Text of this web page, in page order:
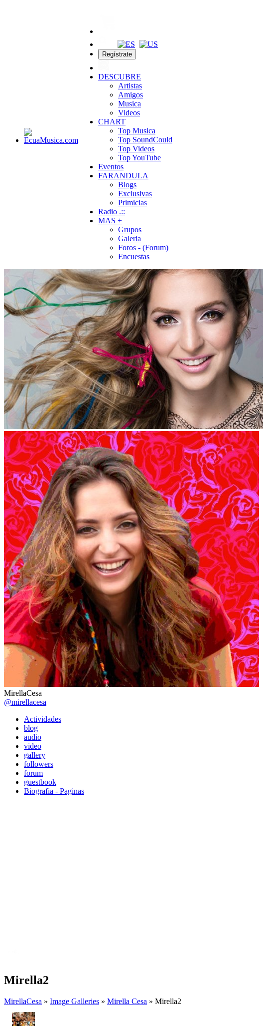
Regístrate
DESCUBRE
Artistas
Amigos
Musica
Videos
CHART
Top Musica
Top SoundCould
Top Videos
Top YouTube
Eventos
FARANDULA
Blogs
Exclusivas
Primicias
Radio .::
MAS +
Grupos
Galeria
Foros - (Forum)
Encuestas
MirellaCesa
@mirellacesa
Actividades
blog
audio
video
gallery
followers
forum
guestbook
Biografia - Paginas
Mirella2
MirellaCesa » Image Galleries » Mirella Cesa » Mirella2